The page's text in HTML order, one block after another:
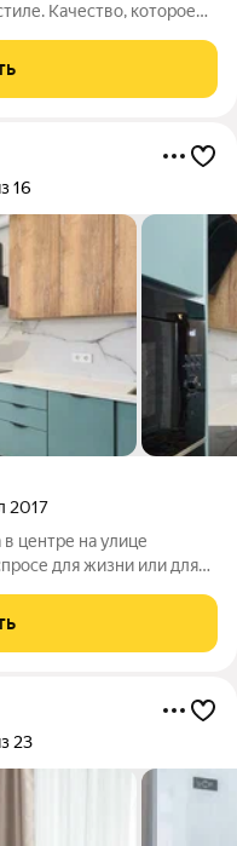
Качество, которое
изолированной
16
2017
центре на улице
или для
суд, школы,
23